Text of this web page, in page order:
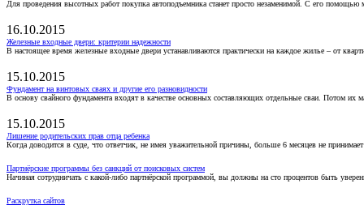
Для проведения высотных работ покупка автоподъемника станет просто незаменимой. С его
16.10.2015
Железные входные двери: критерии надежности
В настоящее время железные входные двери устанавливаются практически на каждое жилье – от
15.10.2015
Фундамент на винтовых сваях и другие его разновидности
В основу свайного фундамента входят в качестве основных составляющих отдельные сваи. Потом их
15.10.2015
Лишение родительских прав отца ребенка
Когда доводится в суде, что ответчик, не имея уважительной причины, больше 6 месяцев не
Партнёрские программы без санкций от поисковых систем
Начиная сотрудничать с какой-либо партнёрской программой, вы должны на сто процентов быть
Раскрутка сайтов